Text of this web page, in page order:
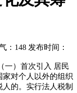
： 148 发布时间：
一）首次引入 居民
对个人以外的组织
的。实行法人税制